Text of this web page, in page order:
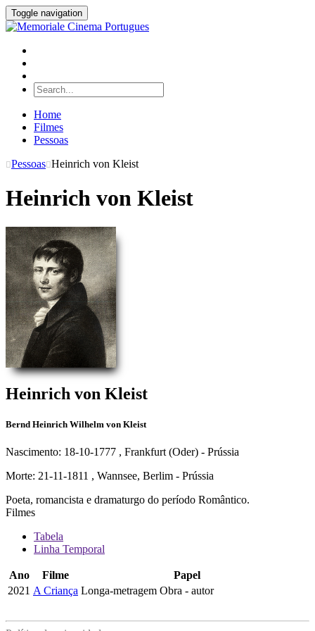
Toggle navigation
Home
Filmes
Pessoas
Pessoas Heinrich von Kleist
Heinrich von Kleist
Heinrich von Kleist
Bernd Heinrich Wilhelm von Kleist
Nascimento: 18-10-1777 , Frankfurt (Oder) - Prússia
Morte: 21-11-1811 , Wannsee, Berlim - Prússia
Poeta, romancista e dramaturgo do período Romântico.
Filmes
Tabela
Linha Temporal
Ano Filme
Papel
2021 A Criança Longa-metragem Obra - autor